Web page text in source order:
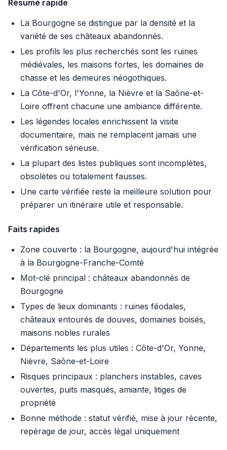
Résumé rapide
La Bourgogne se distingue par la densité et la
variété de ses châteaux abandonnés.
Les profils les plus recherchés sont les ruines
médiévales, les maisons fortes, les domaines de
chasse et les demeures néogothiques.
La Côte-d'Or, l'Yonne, la Nièvre et la Saône-et-
Loire offrent chacune une ambiance différente.
Les légendes locales enrichissent la visite
documentaire, mais ne remplacent jamais une
vérification sérieuse.
La plupart des listes publiques sont incomplètes,
obsolètes ou totalement fausses.
Une carte vérifiée reste la meilleure solution pour
préparer un itinéraire utile et responsable.
Faits rapides
Zone couverte : la Bourgogne, aujourd'hui intégrée
à la Bourgogne-Franche-Comté
Mot-clé principal : châteaux abandonnés de
Bourgogne
Types de lieux dominants : ruines féodales,
châteaux entourés de douves, domaines boisés,
maisons nobles rurales
Départements les plus utiles : Côte-d'Or, Yonne,
Nièvre, Saône-et-Loire
Risques principaux : planchers instables, caves
ouvertes, puits masqués, amiante, litiges de
propriété
Bonne méthode : statut vérifié, mise à jour récente,
repérage de jour, accès légal uniquement